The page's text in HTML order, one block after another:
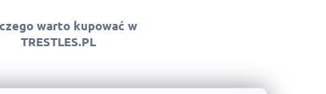
warto kupować w
TRESTLES.PL